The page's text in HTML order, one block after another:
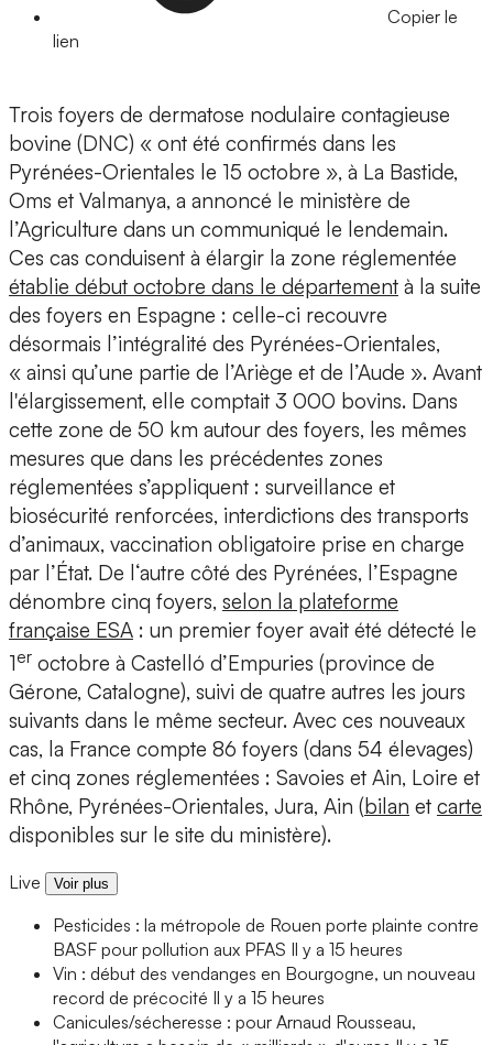
Copier le
lien
Trois foyers de dermatose nodulaire contagieuse
bovine (DNC) « ont été confirmés dans les
Pyrénées-Orientales le 15 octobre », à La Bastide,
Oms et Valmanya, a annoncé le ministère de
l’Agriculture dans un communiqué le lendemain.
Ces cas conduisent à élargir la zone réglementée
établie début octobre dans le département à la suite
des foyers en Espagne : celle-ci recouvre
désormais l’intégralité des Pyrénées-Orientales,
« ainsi qu’une partie de l’Ariège et de l’Aude ». Avant
l'élargissement, elle comptait 3 000 bovins. Dans
cette zone de 50 km autour des foyers, les mêmes
mesures que dans les précédentes zones
réglementées s’appliquent : surveillance et
biosécurité renforcées, interdictions des transports
d’animaux, vaccination obligatoire prise en charge
par l’État. De l‘autre côté des Pyrénées, l’Espagne
dénombre cinq foyers, selon la plateforme
française ESA : un premier foyer avait été détecté le
1er octobre à Castelló d’Empuries (province de
Gérone, Catalogne), suivi de quatre autres les jours
suivants dans le même secteur. Avec ces nouveaux
cas, la France compte 86 foyers (dans 54 élevages)
et cinq zones réglementées : Savoies et Ain, Loire et
Rhône, Pyrénées-Orientales, Jura, Ain (bilan et carte
disponibles sur le site du ministère).
Live Voir plus
Pesticides : la métropole de Rouen porte plainte contre
BASF pour pollution aux PFAS Il y a 15 heures
Vin : début des vendanges en Bourgogne, un nouveau
record de précocité Il y a 15 heures
Canicules/sécheresse : pour Arnaud Rousseau,